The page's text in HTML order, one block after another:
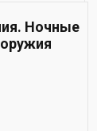
Ночные